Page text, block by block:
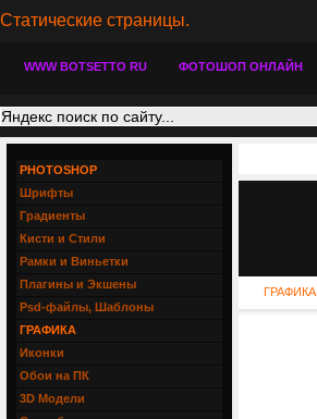
Статические страницы.
WWW BOTSETTO RU ФОТОШОП ОНЛАЙН
ГРАФИКА
PHOTOSHOP
Шрифты
Градиенты
Кисти и Стили
Рамки и Виньетки
Плагины и Экшены
Psd-файлы, Шаблоны
ГРАФИКА
Иконки
Обои на ПК
3D Модели